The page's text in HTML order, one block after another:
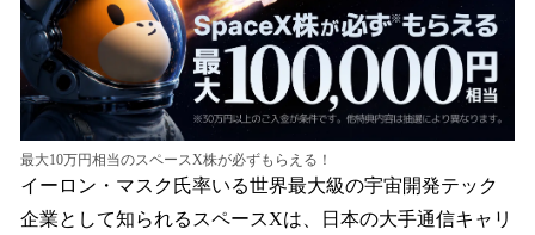
最大10万円相当のスペースX株が必ずもらえる！
イーロン・マスク氏率いる世界最大級の宇宙開発テック
企業として知られるスペースXは、日本の大手通信キャリ